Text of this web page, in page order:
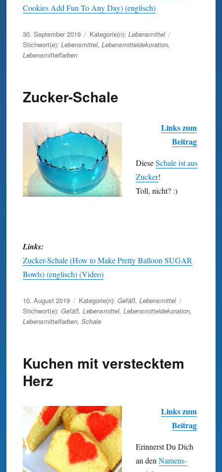
Cookies Add Fun To Any Day) (englisch)
Veröffentlicht
am
30. September 2019 Kategorie(n): Lebensmittel
Stichwort(e): Lebensmittel, Lebensmitteldekoration,
Lebensmittelfarben
Zucker-Schale
Links zum
Beitrag
DieseSchale ist aus
Zucker!
Toll, nicht? :)
Links:
Zucker-Schale (How to Make Pretty Balloon SUGAR
Bowls) (englisch) (Video)
Veröffentlicht
am
10. August 2019 Kategorie(n): Gefäß, Lebensmittel
Stichwort(e): Gefäß, Lebensmittel, Lebensmitteldekoration,
Lebensmittelfarben, Schale
Kuchen mit verstecktem
Herz
Links zum
Beitrag
Erinnerst Du Dich
an denNamens-